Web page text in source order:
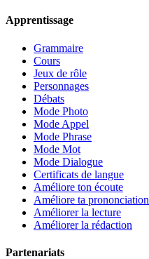
Apprentissage
Grammaire
Cours
Jeux de rôle
Personnages
Débats
Mode Photo
Mode Appel
Mode Phrase
Mode Mot
Mode Dialogue
Certificats de langue
Améliore ton écoute
Améliore ta prononciation
Améliorer la lecture
Améliorer la rédaction
Partenariats